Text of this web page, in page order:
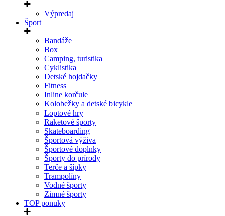
Výpredaj
Šport
Bandáže
Box
Camping, turistika
Cyklistika
Detské hojdačky
Fitness
Inline korčule
Kolobežky a detské bicykle
Loptové hry
Raketové športy
Skateboarding
Športová výživa
Športové doplnky
Športy do prírody
Terče a šípky
Trampolíny
Vodné športy
Zimné športy
TOP ponuky